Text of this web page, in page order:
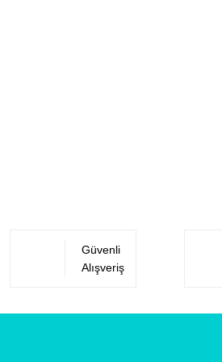
Güvenli
Alışveriş